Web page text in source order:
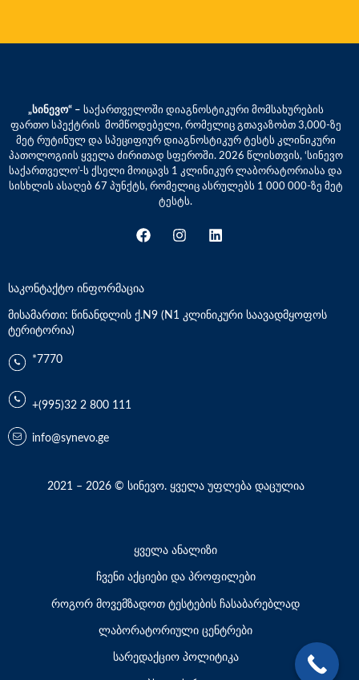
„სინევო“ – საქართველოში დიაგნოსტიკური მომსახურების
ფართო სპექტრის მომწოდებელი, რომელიც გთავაზობთ 3,000-ზე
მეტ რუტინულ და სპეციფიურ დიაგნოსტიკურ ტესტს კლინიკური
პათოლოგიის ყველა ძირითად სფეროში. 2026 წლისთვის, ‘სინევო
საქართველო’-ს ქსელი მოიცავს 1 კლინიკურ ლაბორატორიასა და
სისხლის ასაღებ 67 პუნქტს, რომელიც ასრულებს 1 000 000-ზე მეტ
ტესტს.
საკონტაქტო ინფორმაცია
მისამართი: წინანდლის ქ.N9 (N1 კლინიკური საავადმყოფოს
ტერიტორია)
*7770
+(995)32 2 800 111
info@synevo.ge
2021 – 2026 © სინევო. ყველა უფლება დაცულია
ყველა ანალიზი
ჩვენი აქციები და პროფილები
როგორ მოვემზადოთ ტესტების ჩასაბარებლად
ლაბორატორიული ცენტრები
სარედაქციო პოლიტიკა